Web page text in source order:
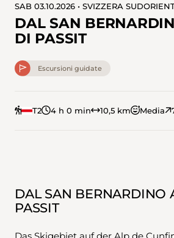
SAB 03.10.2026 • SVIZZERA
DAL SAN
DI PASSIT
Escursioni guidate
T2 4 h 0 min 10,5 km Media
DAL SAN BERNARDINO
PASSIT